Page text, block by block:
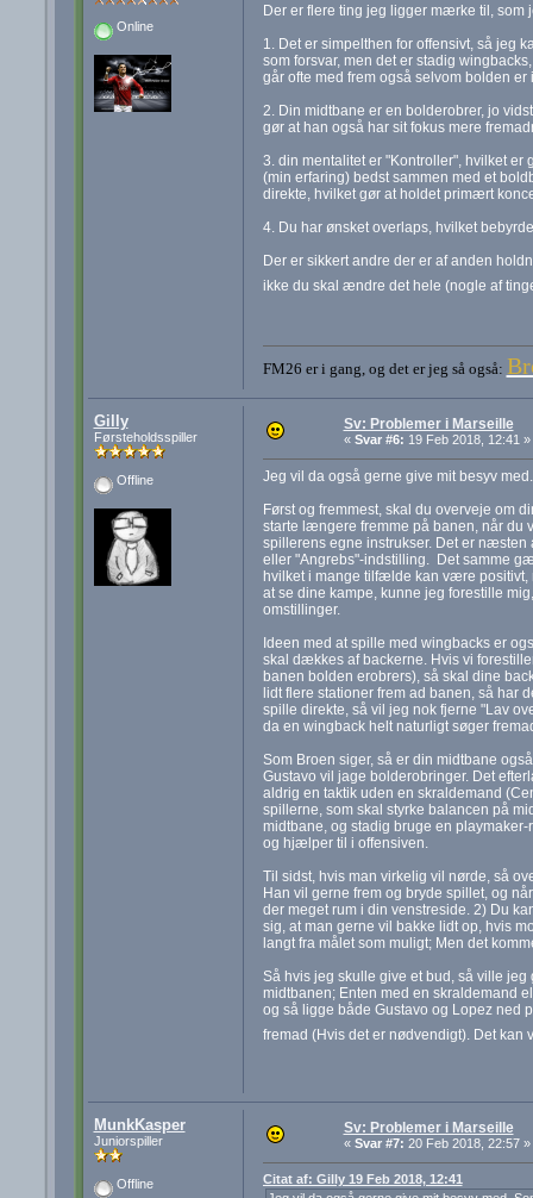
Online
Der er flere ting jeg ligger mærke til, som
1. Det er simpelthen for offensivt, så jeg
som forsvar, men det er stadig
går ofte med frem også selvom bolden
2. Din midtbane er en bolderobrer, jo
gør at han også har sit fokus mere
3. din mentalitet er "Kontroller", hvilket
(min erfaring) bedst sammen med et
direkte, hvilket gør at holdet primært
4. Du har ønsket overlaps, hvilket
Der er sikkert andre der er af anden
ikke du skal ændre det hele (nogle af
FM26 er i gang, og det er jeg så også:
Gilly
Førsteholdsspiller
Offline
Sv: Problemer i Marseille
« Svar #6: 19 Feb 2018, 12:41 »
Jeg vil da også gerne give mit besyv
Først og fremmest, skal du overveje om
starte længere fremme på banen, når du
spillerens egne instrukser. Det er
eller "Angrebs"-indstilling. Det samme
hvilket i mange tilfælde kan være positivt,
at se dine kampe, kunne jeg forestille
omstillinger.
Ideen med at spille med wingbacks er
skal dækkes af backerne. Hvis vi
banen bolden erobrers), så skal dine
lidt flere stationer frem ad banen, så har
spille direkte, så vil jeg nok fjerne "Lav
da en wingback helt naturligt søger
Som Broen siger, så er din midtbane
Gustavo vil jage bolderobringer. Det
aldrig en taktik uden en skraldemand
spillerne, som skal styrke balancen på
midtbane, og stadig bruge en
og hjælper til i offensiven.
Til sidst, hvis man virkelig vil nørde, så
Han vil gerne frem og bryde spillet, og
der meget rum i din venstreside. 2) Du
sig, at man gerne vil bakke lidt op, hvis
langt fra målet som muligt; Men det
Så hvis jeg skulle give et bud, så ville
midtbanen; Enten med en skraldemand
og så ligge både Gustavo og Lopez ned
fremad (Hvis det er nødvendigt). Det
MunkKasper
Juniorspiller
Offline
Sv: Problemer i Marseille
« Svar #7: 20 Feb 2018, 22:57 »
Citat af: Gilly 19 Feb 2018, 12:41